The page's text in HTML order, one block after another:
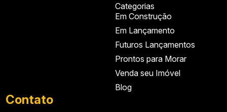
Categorias
Em Construção
Em Lançamento
Futuros Lançamentos
Prontos para Morar
Venda seu Imóvel
Blog
Contato